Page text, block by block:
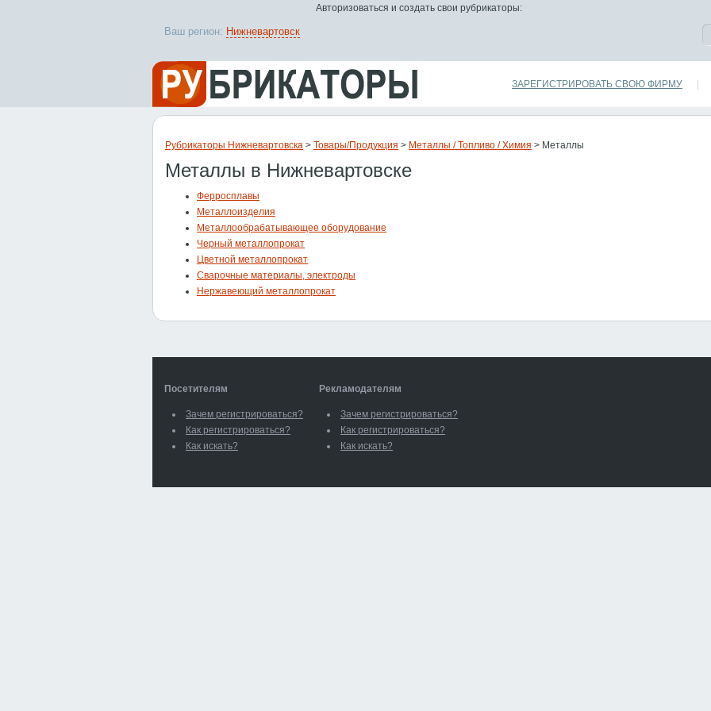
Рубрикаторы Нижневартовска > Товары/Продукция > Металлы / Топливо / Химия > Металлы
Металлы в Нижневартовске
Ферросплавы
Металлоизделия
Металлообрабатывающее оборудование
Черный металлопрокат
Цветной металлопрокат
Сварочные материалы, электроды
Нержавеющий металлопрокат
Посетителям
Зачем регистрироваться?
Как регистрироваться?
Как искать?
Рекламодателям
Зачем регистрироваться?
Как регистрироваться?
Как искать?
Ваш регион: Нижневартовск
Авторизоваться и создать свои рубрикаторы:
ЗАРЕГИСТРИРОВАТЬ СВОЮ ФИРМУ